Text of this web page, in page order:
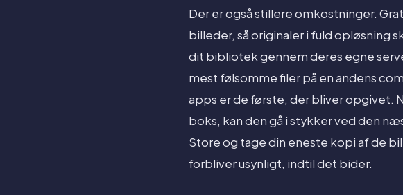
Der er også stillere omkostninger.
billeder, så originaler i fuld opløsning
dit bibliotek gennem deres egne
mest følsomme filer på en andens
apps er de første, der bliver opgivet.
boks, kan den gå i stykker ved den
Store og tage din eneste kopi af de
forbliver usynligt, indtil det bider.